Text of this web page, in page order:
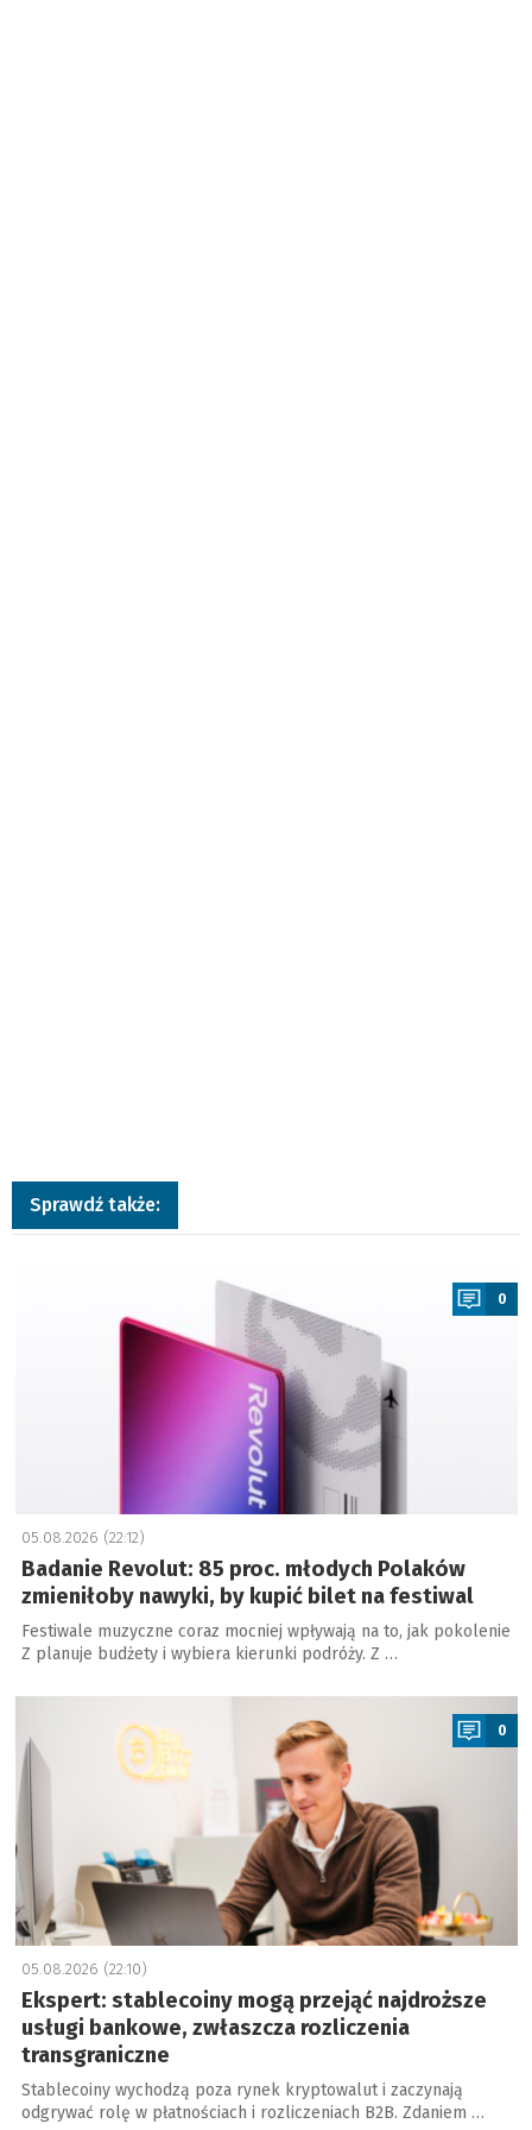
Sprawdź także:
0
05.08.2026 (22:12)
Badanie Revolut: 85 proc. młodych Polaków
zmieniłoby nawyki, by kupić bilet na festiwal
Festiwale muzyczne coraz mocniej wpływają na to, jak pokolenie
Z planuje budżety i wybiera kierunki podróży. Z …
a
0
05.08.2026 (22:10)
Ekspert: stablecoiny mogą przejąć najdroższe
usługi bankowe, zwłaszcza rozliczenia
transgraniczne
Stablecoiny wychodzą poza rynek kryptowalut i zaczynają
odgrywać rolę w płatnościach i rozliczeniach B2B. Zdaniem …